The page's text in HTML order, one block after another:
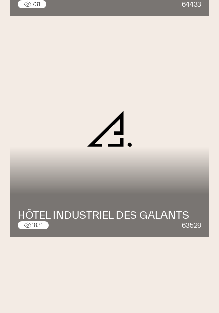
731 64433
HÔTEL INDUSTRIEL DES GALANTS
1831 63529